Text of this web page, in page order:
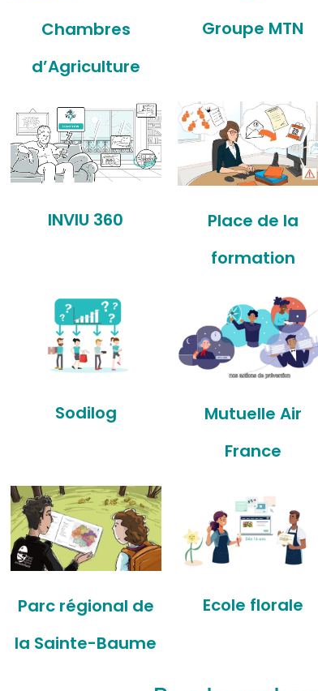
Chambres
d’Agriculture
Groupe MTN
INVIU 360
Place de la
formation
Sodilog
Mutuelle Air
France
Parc régional de
la Sainte-Baume
Ecole florale